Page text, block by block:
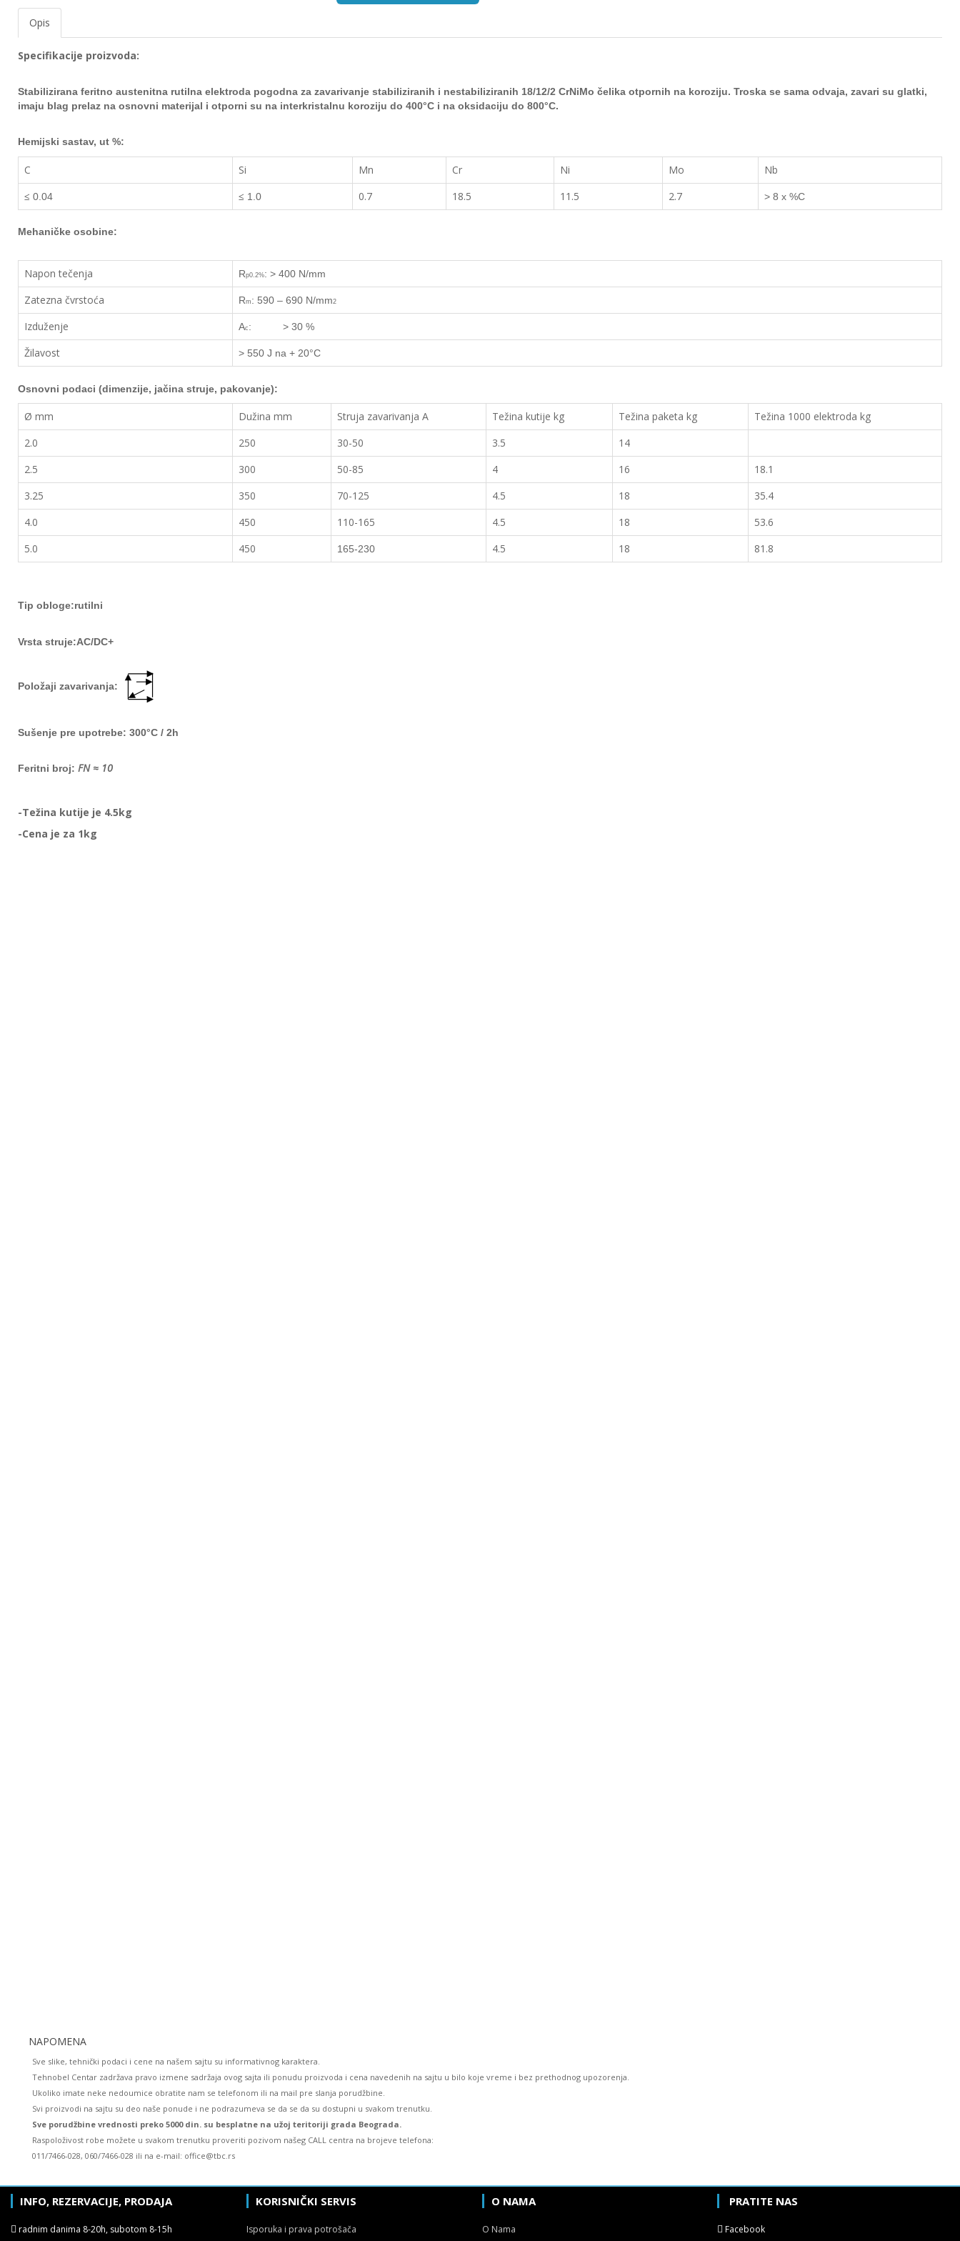
EWM
aparati
zavarivanje
Prenosni
računari
Pribor
za
zavarivanje
Alati
radionica
Opis
Specifikacije proizvoda:
Stabilizirana feritno austenitna rutilna elektroda pogodna za zavarivanje stabiliziranih i nestabiliziranih 18/12/2 CrNiMo čelika otpornih na koroziju. Troska se sama odvaja, zavari su glatki,
imaju blag prelaz na osnovni materijal i otporni su na interkristalnu koroziju do 400°C i na oksidaciju do 800°C.
Hemijski sastav, ut %:
C Si Mn Cr Ni Mo
Nb
≤ 0.04 ≤ 1.0 0.7 18.5 11.5 2.7 > 8 x %C
Mehaničke osobine:
Napon tečenja Rp0.2%: > 400 N/mm
Zatezna čvrstoća Rm: 590 – 690 N/mm2
Izduženje Ac: > 30 %
Žilavost > 550 J na + 20°C
Osnovni podaci (dimenzije, jačina struje, pakovanje):
Ø mm Dužina mm Struja zavarivanja A Težina kutije kg Težina paketa kg
Težina 1000 elektroda kg
2.0
250 30-50 3.5
14
2.5
300 50-85 4 16
18.1
3.25
350 70-125 4.5 18
35.4
4.0
450 110-165 4.5 18
53.6
5.0
450 165-230 4.5 18 81.8
Tip obloge:rutilni
Vrsta struje:AC/DC+
Položaji zavarivanja:
Sušenje pre upotrebe: 300°C / 2h
Feritni broj: FN≈ 10
-Težina kutije je 4.5kg
-Cena je za 1kg
NAPOMENA
Sve slike, tehnički podaci i cene na našem sajtu su informativnog karaktera.
Tehnobel Centar zadržava pravo izmene sadržaja ovog sajta ili ponudu proizvoda i cena navedenih na sajtu u bilo koje vreme i bez prethodnog upozorenja.
Ukoliko imate neke nedoumice obratite nam se telefonom ili na mail pre slanja porudžbine.
Svi proizvodi na sajtu su deo naše ponude i ne podrazumeva se da se da su dostupni u svakom trenutku.
Sve porudžbine vrednosti preko 5000 din. su besplatne na užoj teritoriji grada Beograda.
Raspoloživost robe možete u svakom trenutku proveriti pozivom našeg CALL centra na brojeve telefona:
011/7466-028, 060/7466-028 ili na e-mail: office@tbc.rs
INFO, REZERVACIJE, PRODAJA
radnim danima 8-20h, subotom 8-15h
KORISNIČKI SERVIS
Isporuka i prava potrošača
O NAMA
O Nama
PRATITE NAS
Facebook